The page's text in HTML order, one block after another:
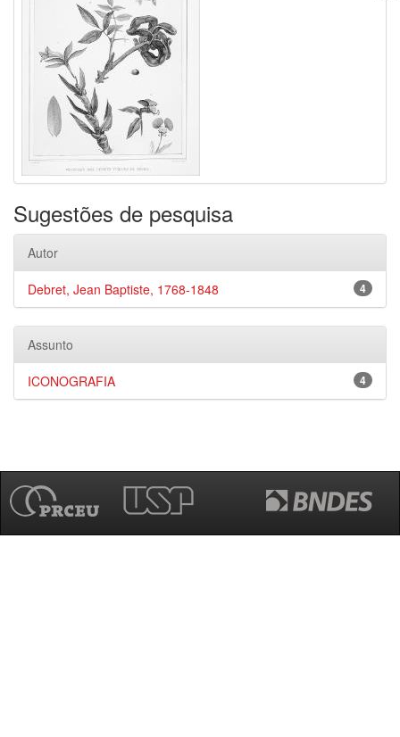
Sugestões de pesquisa
Autor
4
Debret, Jean Baptiste, 1768-1848
Assunto
4
ICONOGRAFIA